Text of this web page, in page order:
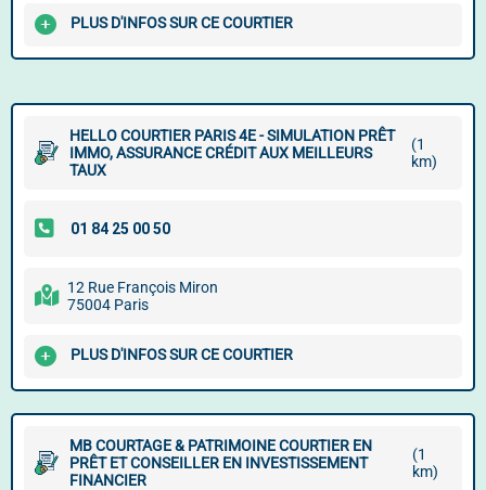
PLUS D'INFOS SUR CE COURTIER
HELLO COURTIER PARIS 4E - SIMULATION PRÊT
IMMO, ASSURANCE CRÉDIT AUX MEILLEURS
TAUX
(1
km)
12 Rue François Miron
75004 Paris
PLUS D'INFOS SUR CE COURTIER
MB COURTAGE & PATRIMOINE COURTIER EN
PRÊT ET CONSEILLER EN INVESTISSEMENT
FINANCIER
(1
km)